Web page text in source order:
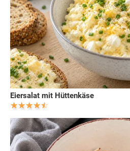
Eiersalat mit Hüttenkäse